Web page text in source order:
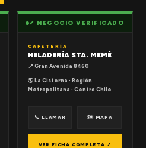
✔ NEGOCIO VERIFICADO
CAFETERÍA
HELADERÍA STA. MEMÉ
📍 Gran Avenida 8460
🌎 La Cisterna · Región
Metropolitana · Centro Chile
📞 LLAMAR 🗺 MAPA
VER FICHA COMPLETA ↗